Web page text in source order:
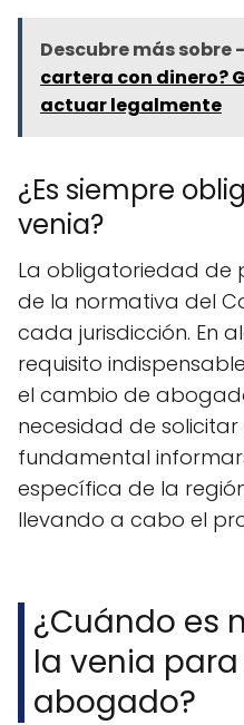
Descubre más sobre
cartera con dinero?
actuar legalmente
¿Es siempre
venia?
La obligatoriedad de
de la normativa del
cada jurisdicción. En
requisito
el cambio de
necesidad de solicitar
fundamental
específica de la
llevando a cabo el
¿Cuándo es
la venia
abogado?